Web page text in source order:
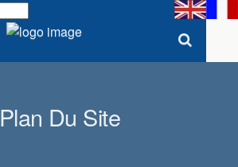
Plan Du Site